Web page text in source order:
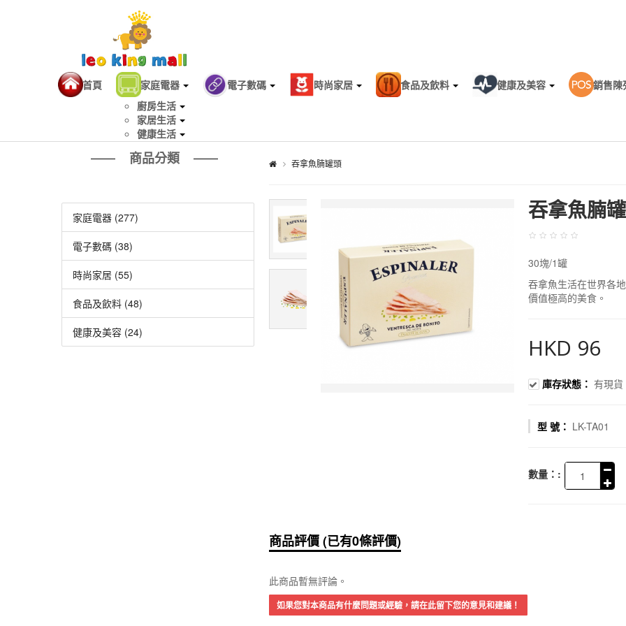
首頁
家庭電器
廚房生活
家居生活
健康生活
電子數碼 時尚家居 食品及飲料 健康及美容 銷售陳
商品分類
家庭電器 (277)
電子數碼 (38)
時尚家居 (55)
食品及飲料 (48)
健康及美容 (24)
吞拿魚腩罐頭
吞拿魚腩
30塊/1罐
吞拿魚生活在世界各
價值極高的美食。
HKD 96
庫存狀態： 有現貨
型 號： LK-TA01
數量：:
商品評價 (已有0條評價)
此商品暫無評論。
如果您對本商品有什麼問題或經驗，請在此留下您的意見和建議！